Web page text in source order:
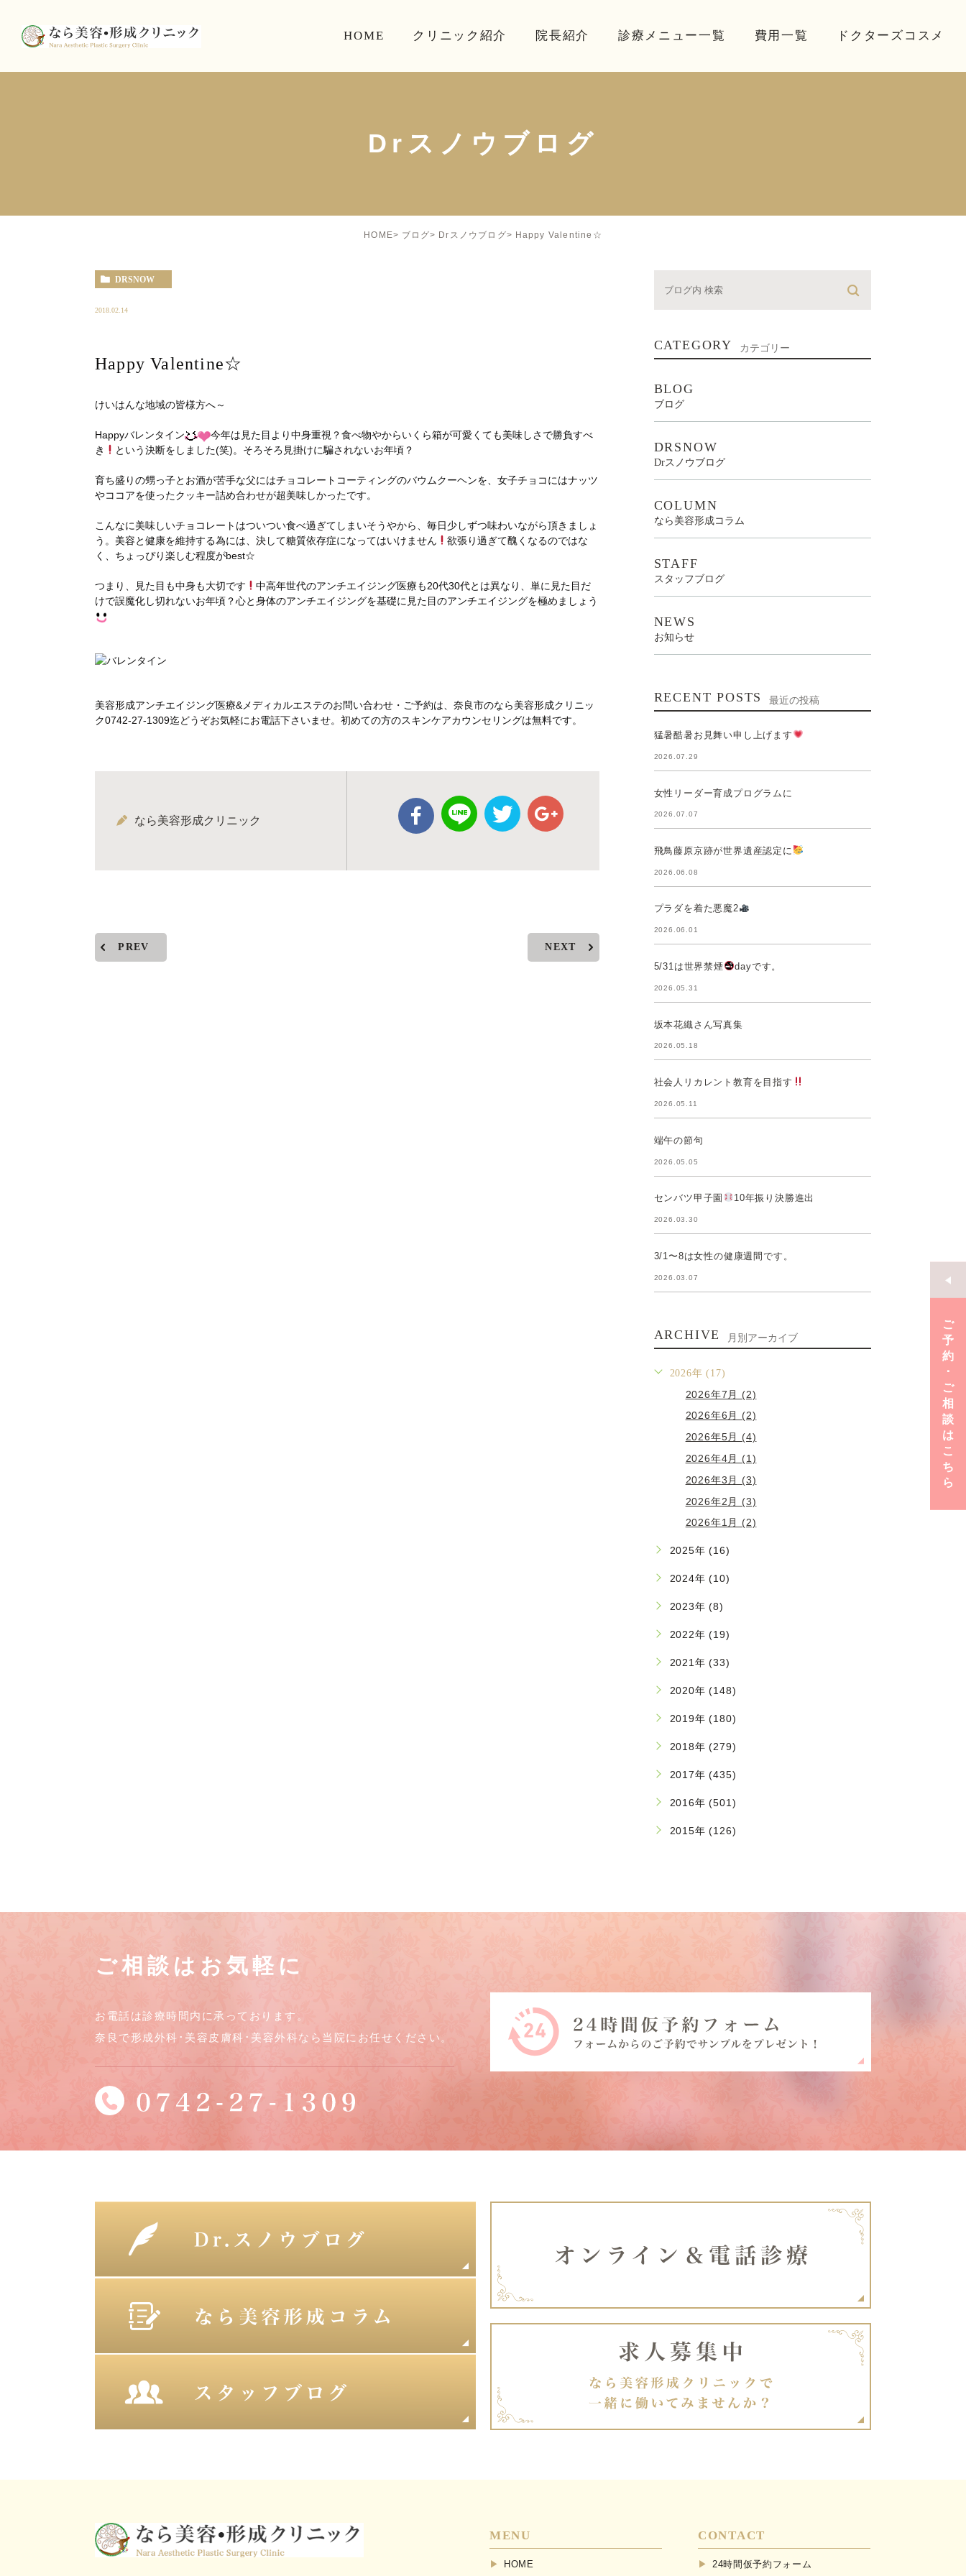
HOME クリニック紹介 院長紹介 診療メニュー一覧 費用一覧 ドクターズコスメ
ご
予
約
･
ご
相
談
は
こ
ち
ら
Drスノウブログ
HOME ブログ Drスノウブログ Happy Valentine☆
DRSNOW
2018.02.14
Happy Valentine☆
けいはんな地域の皆様方へ～
Happyバレンタイン
今年は見た目より中身重視？食べ物やからいくら箱が可愛くても美味しさで勝負すべ
き
という決断をしました(笑)。そろそろ見掛けに騙されないお年頃？
育ち盛りの甥っ子とお酒が苦手な父にはチョコレートコーティングのバウムクーヘンを、女子チョコにはナッツ
やココアを使ったクッキー詰め合わせが超美味しかったです。
こんなに美味しいチョコレートはついつい食べ過ぎてしまいそうやから、毎日少しずつ味わいながら頂きましょ
う。美容と健康を維持する為には、決して糖質依存症になってはいけません
欲張り過ぎて醜くなるのではな
く、ちょっぴり楽しむ程度がbest☆
つまり、見た目も中身も大切です
中高年世代のアンチエイジング医療も20代30代とは異なり、単に見た目だ
けで誤魔化し切れないお年頃？心と身体のアンチエイジングを基礎に見た目のアンチエイジングを極めましょう
美容形成アンチエイジング医療&メディカルエステのお問い合わせ・ご予約は、奈良市のなら美容形成クリニッ
ク0742-27-1309迄どうぞお気軽にお電話下さいませ。初めての方のスキンケアカウンセリングは無料です。
なら美容形成クリニック
PREV NEXT
CATEGORY カテゴリー
BLOG
ブログ
DRSNOW
Drスノウブログ
COLUMN
なら美容形成コラム
STAFF
スタッフブログ
NEWS
お知らせ
RECENT POSTS 最近の投稿
猛暑酷暑お見舞い申し上げます
2026.07.29
女性リーダー育成プログラムに
2026.07.07
飛鳥藤原京跡が世界遺産認定に
2026.06.08
プラダを着た悪魔2
2026.06.01
5/31は世界禁煙 dayです。
2026.05.31
坂本花織さん写真集
2026.05.18
社会人リカレント教育を目指す
2026.05.11
端午の節句
2026.05.05
センバツ甲子園 10年振り決勝進出
2026.03.30
3/1〜8は女性の健康週間です。
2026.03.07
ARCHIVE 月別アーカイブ
2026年 (17)
2026年7月 (2)
2026年6月 (2)
2026年5月 (4)
2026年4月 (1)
2026年3月 (3)
2026年2月 (3)
2026年1月 (2)
2025年 (16)
2024年 (10)
2023年 (8)
2022年 (19)
2021年 (33)
2020年 (148)
2019年 (180)
2018年 (279)
2017年 (435)
2016年 (501)
2015年 (126)
ご相談はお気軽に
お電話は診療時間内に承っております。
奈良で形成外科･美容皮膚科･美容外科なら当院にお任せください。
MENU
HOME
CONTACT
24時間仮予約フォーム